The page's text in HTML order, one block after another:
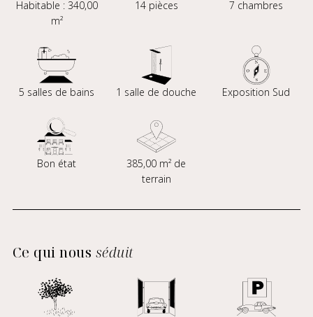
Habitable : 340,00
m²
14 pièces 7 chambres
5 salles de bains 1 salle de douche Exposition Sud
Bon état
385,00 m² de
terrain
Ce qui nous séduit